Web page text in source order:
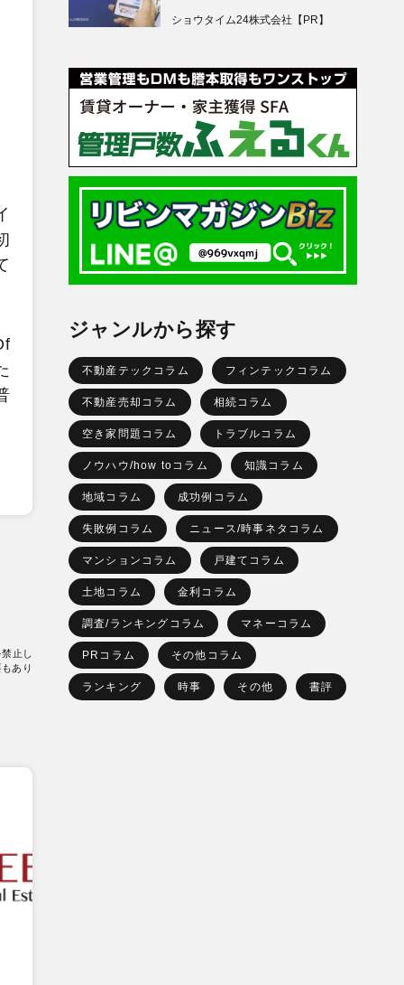
止し
あり
ショウタイム24株式会社【PR】
ジャンルから探す
不動産テックコラム フィンテックコラム
不動産売却コラム 相続コラム
空き家問題コラム トラブルコラム
ノウハウ/how toコラム 知識コラム
地域コラム 成功例コラム
失敗例コラム ニュース/時事ネタコラム
マンションコラム 戸建てコラム
土地コラム 金利コラム
調査/ランキングコラム マネーコラム
PRコラム その他コラム
ランキング 時事 その他 書評